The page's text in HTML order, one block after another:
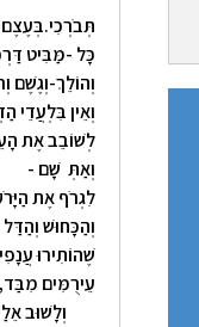
כָּל -מַּבִּיט
וְהוֹלֵךְ-וְגֶשֶׁם
וְאֵין בִּלְעֲדֵי
לְשׁוֹבֵב אֶת
וְאַתְּ שָׁם -
לִגְרֹף אֶת
וְהַכָּחוּשׁ וְהַדַּל
שֶׁהוֹתִירוּ
עֵירֻמִּים מִבַּד,
וְלָשׁוּב